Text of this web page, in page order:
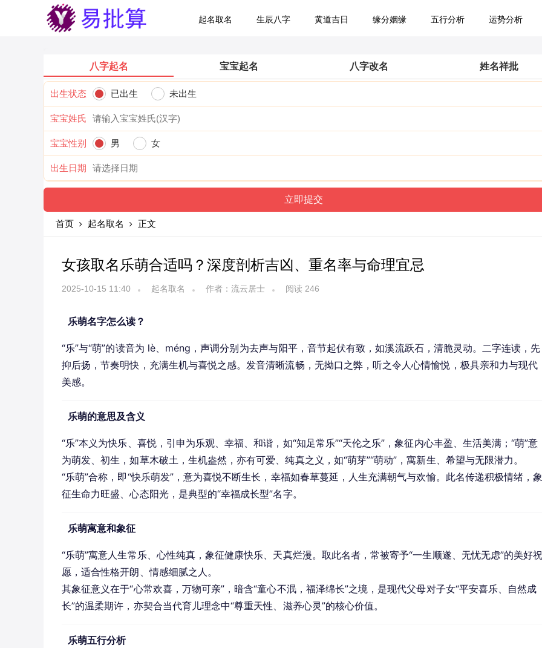
起名取名 生辰八字 黄道吉日 缘分姻缘 五行分析 运势分析
八字起名 宝宝起名 八字改名 姓名祥批
出生状态 已出生 未出生
宝宝姓氏
宝宝性别 男 女
出生日期
首页 起名取名 正文
女孩取名乐萌合适吗？深度剖析吉凶、重名率与命理宜忌
2025-10-15 11:40 起名取名 作者：流云居士 阅读 246
乐萌名字怎么读？
“乐”与“萌”的读音为 lè、méng，声调分别为去声与阳平，音节起伏有致，如溪流跃石，清脆灵动。二字连读，先
抑后扬，节奏明快，充满生机与喜悦之感。发音清晰流畅，无拗口之弊，听之令人心情愉悦，极具亲和力与现代
美感。
乐萌的意思及含义
“乐”本义为快乐、喜悦，引申为乐观、幸福、和谐，如“知足常乐”“天伦之乐”，象征内心丰盈、生活美满；“萌”意
为萌发、初生，如草木破土，生机盎然，亦有可爱、纯真之义，如“萌芽”“萌动”，寓新生、希望与无限潜力。
“乐萌”合称，即“快乐萌发”，意为喜悦不断生长，幸福如春草蔓延，人生充满朝气与欢愉。此名传递积极情绪，
征生命力旺盛、心态阳光，是典型的“幸福成长型”名字。
乐萌寓意和象征
“乐萌”寓意人生常乐、心性纯真，象征健康快乐、天真烂漫。取此名者，常被寄予“一生顺遂、无忧无虑”的美好
愿，适合性格开朗、情感细腻之人。
其象征意义在于“心常欢喜，万物可亲”，暗含“童心不泯，福泽绵长”之境，是现代父母对子女“平安喜乐、自然成
长”的温柔期许，亦契合当代育儿理念中“尊重天性、滋养心灵”的核心价值。
乐萌五行分析